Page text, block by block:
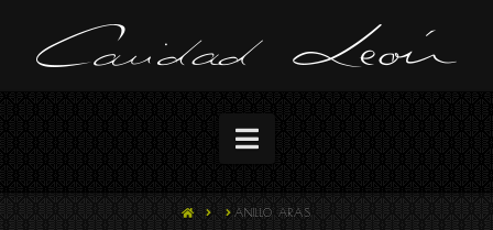
Navigation
HOME ANILLO ARAS